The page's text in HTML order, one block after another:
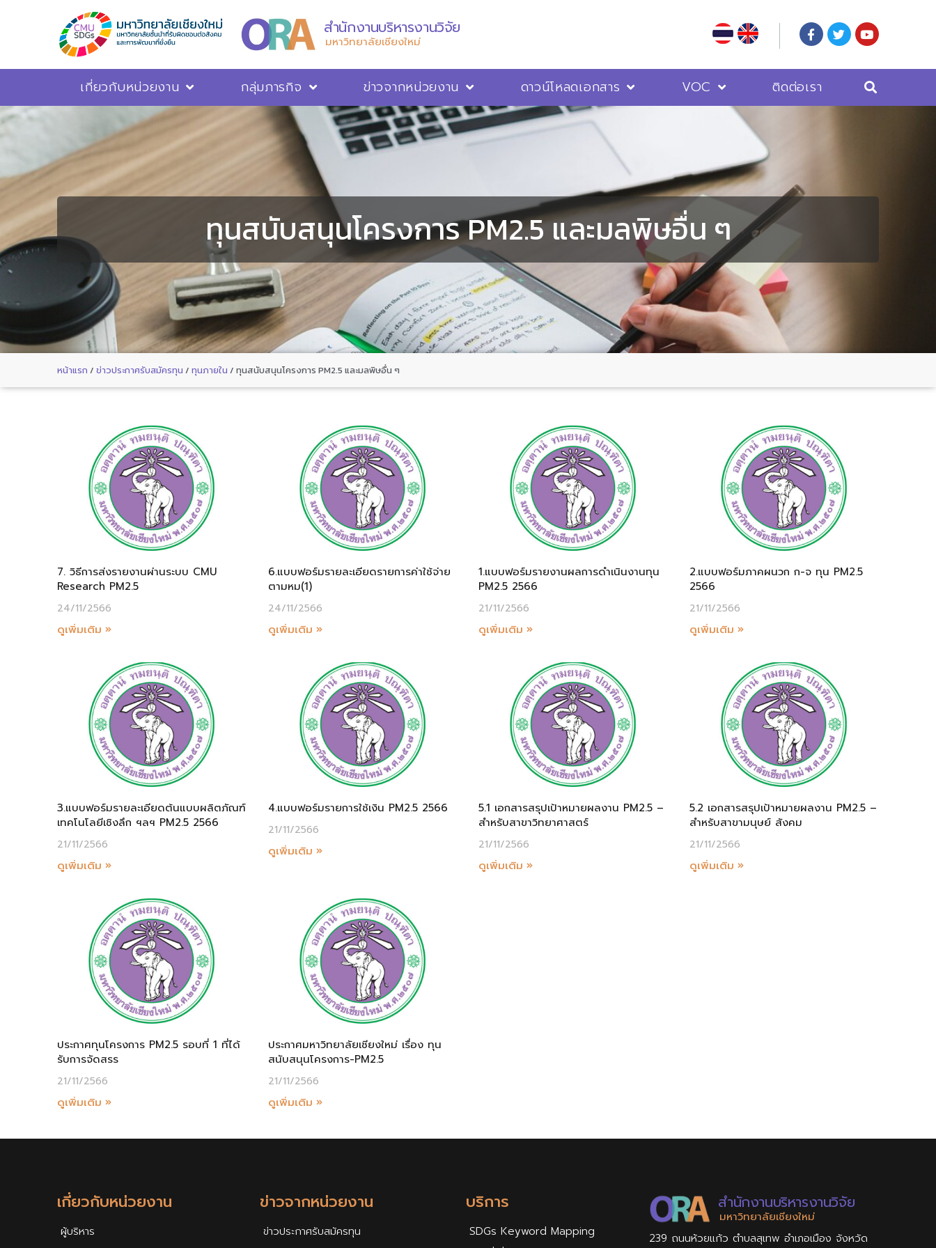
สำนักงานบริหารงานวิจัย
มหาวิทยาลัยเชียงใหม่
เกี่ยวกับหน่วยงาน กลุ่มภารกิจ ข่าวจากหน่วยงาน ดาวน์โหลดเอกสาร VOC ติดต่อเรา
ทุนสนับสนุนโครงการ PM2.5 และมลพิษอื่น ๆ
หน้าแรก / ข่าวประกาศรับสมัครทุน / ทุนภายใน / ทุนสนับสนุนโครงการ PM2.5 และมลพิษอื่น ๆ
7. วิธีการส่งรายงานผ่านระบบ CMU
Research PM2.5
24/11/2566
ดูเพิ่มเติม »
6.แบบฟอร์มรายละเอียดรายการค่าใช้จ่าย
ตามหม(1)
24/11/2566
ดูเพิ่มเติม »
1.แบบฟอร์มรายงานผลการดำเนินงานทุน
PM2.5 2566
21/11/2566
ดูเพิ่มเติม »
2.แบบฟอร์มภาคผนวก ก-จ ทุน PM2.5
2566
21/11/2566
ดูเพิ่มเติม »
3.แบบฟอร์มรายละเอียดต้นแบบผลิตภัณฑ์
เทคโนโลยีเชิงลึก ฯลฯ PM2.5 2566
21/11/2566
ดูเพิ่มเติม »
4.แบบฟอร์มรายการใช้เงิน PM2.5 2566
21/11/2566
ดูเพิ่มเติม »
5.1 เอกสารสรุปเป้าหมายผลงาน PM2.5 –
สำหรับสาขาวิทยาศาสตร์
21/11/2566
ดูเพิ่มเติม »
5.2 เอกสารสรุปเป้าหมายผลงาน PM2.5 –
สำหรับสาขามนุษย์ สังคม
21/11/2566
ดูเพิ่มเติม »
ประกาศทุนโครงการ PM2.5 รอบที่ 1 ที่ได้
รับการจัดสรร
21/11/2566
ดูเพิ่มเติม »
ประกาศมหาวิทยาลัยเชียงใหม่ เรื่อง ทุน
สนับสนุนโครงการ-PM2.5
21/11/2566
ดูเพิ่มเติม »
เกี่ยวกับหน่วยงาน
ผู้บริหาร
ข่าวจากหน่วยงาน
ข่าวประกาศรับสมัครทุน
บริการ
SDGs Keyword Mapping
สำนักงานบริหารงานวิจัย
มหาวิทยาลัยเชียงใหม่
239 ถนนห้วยแก้ว ตำบลสุเทพ อำเภอเมือง จังหวัด